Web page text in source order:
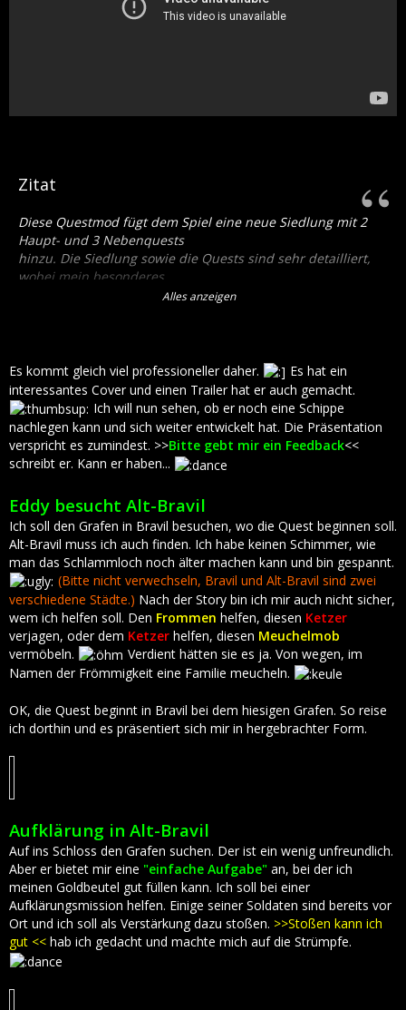
Zitat
Diese Questmod fügt dem Spiel eine neue Siedlung mit 2
Haupt- und 3 Nebenquests
hinzu. Die Siedlung sowie die Quests sind sehr detailliert,
wobei mein besonderes
Augenmerk auf einer atmosphärische Umgebung und
euch viel Spaß beim
Spielen! Bitte gebt mir ein Feedback
Enthaltene Quests (HQ) :
* Der Fluch von Alt-Bravil *
Sucht den Grafen von Bravil auf, um die Quest zu beginnen.
* Aufklärung in Alt-Bravil *
Nach Abschlus des ersten Quest, erhaltet ihr ihn von Sir
Davinius
Enthaltene Quests (NQ) :
* Piraten mit fauligen Zähnen *
Besucht den Komandanten von Alt-Bravil (Nach dem HQ)
* Ein Begräbnis für den Orc *
Besucht den Gefangenen im Wachhaus. (Nach dem HQ)
* Dumm gelaufen, Friedolin *
Sprecht mit Friedolin. (Nach dem HQ)
Alles anzeigen
Es kommt gleich viel professioneller daher.
Es hat ein
interessantes Cover und einen Trailer hat er auch gemacht.
Ich will nun sehen, ob er noch eine Schippe
nachlegen kann und sich weiter entwickelt hat. Die Präsentation
verspricht es zumindest. >>Bitte gebt mir ein Feedback<<
schreibt er. Kann er haben...
Eddy besucht Alt-Bravil
Ich soll den Grafen in Bravil besuchen, wo die Quest beginnen soll.
Alt-Bravil muss ich auch finden. Ich habe keinen Schimmer, wie
man das Schlammloch noch älter machen kann und bin gespannt.
(Bitte nicht verwechseln, Bravil und Alt-Bravil sind zwei
verschiedene Städte.) Nach der Story bin ich mir auch nicht sicher,
wem ich helfen soll. Den Frommen helfen, diesen Ketzer
verjagen, oder dem Ketzer helfen, diesen Meuchelmob
vermöbeln.
Verdient hätten sie es ja. Von wegen, im
Namen der Frömmigkeit eine Familie meucheln.
OK, die Quest beginnt in Bravil bei dem hiesigen Grafen. So reise
ich dorthin und es präsentiert sich mir in hergebrachter Form.
Aufklärung in Alt-Bravil
Auf ins Schloss den Grafen suchen. Der ist ein wenig unfreundlich.
Aber er bietet mir eine "einfache Aufgabe" an, bei der ich
meinen Goldbeutel gut füllen kann. Ich soll bei einer
Aufklärungsmission helfen. Einige seiner Soldaten sind bereits vor
Ort und ich soll als Verstärkung dazu stoßen. >>Stoßen kann ich
gut << hab ich gedacht und machte mich auf die Strümpfe.